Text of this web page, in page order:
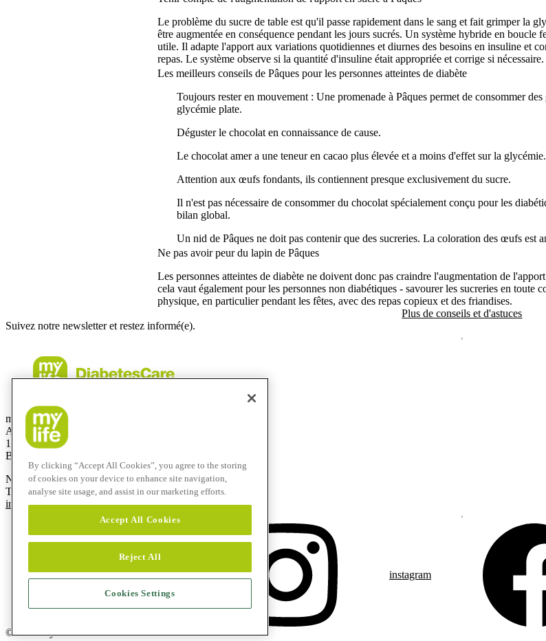
Le problème du sucre de table est qu'il passe rapidement dans le sang et fait grimper la
être augmentée en conséquence pendant les jours sucrés. Un système hybride en boucle
utile. Il adapte l'apport aux variations quotidiennes et diurnes des besoins en insuline et
repas. Le système observe si la quantité d'insuline était appropriée et corrige si nécessaire.
Les meilleurs conseils de Pâques pour les personnes atteintes de diabète
Toujours rester en mouvement : Une promenade à Pâques permet de consommer
glycémie plate.
Déguster le chocolat en connaissance de cause.
Le chocolat amer a une teneur en cacao plus élevée et a moins d'effet sur la glycémie.
Attention aux œufs fondants, ils contiennent presque exclusivement du sucre.
Il n'est pas nécessaire de consommer du chocolat spécialement conçu pour les
bilan global.
Un nid de Pâques ne doit pas contenir que des sucreries. La coloration des œufs est
Ne pas avoir peur du lapin de Pâques
Les personnes atteintes de diabète ne doivent donc pas craindre l'augmentation de
cela vaut également pour les personnes non diabétiques - savourer les sucreries en toute
physique, en particulier pendant les fêtes, avec des repas copieux et des friandises.
Plus de conseils et d'astuces
Suivez notre newsletter et restez informé(e).
mylife Diabetes Care SRL
Allée de la Recherche 12
1070 Bruxelles
Belgique
Numéro gratuit:0800-29415
T
+32 2290 6206
info@mylife-diabetescare.be
instagram
© 2026 mylife Diabetes Care AG
By clicking “Accept All Cookies”, you agree to the storing
of cookies on your device to enhance site navigation,
analyse site usage, and assist in our marketing efforts.
Accept All Cookies
Reject All
Cookies Settings